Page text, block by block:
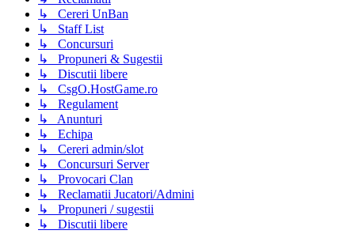
↳ Cereri UnBan
↳ Staff List
↳ Concursuri
↳ Propuneri & Sugestii
↳ Discutii libere
↳ CsgO.HostGame.ro
↳ Regulament
↳ Anunturi
↳ Echipa
↳ Cereri admin/slot
↳ Concursuri Server
↳ Provocari Clan
↳ Reclamatii Jucatori/Admini
↳ Propuneri / sugestii
↳ Discutii libere